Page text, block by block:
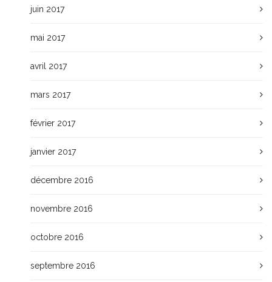
juin 2017
mai 2017
avril 2017
mars 2017
février 2017
janvier 2017
décembre 2016
novembre 2016
octobre 2016
septembre 2016